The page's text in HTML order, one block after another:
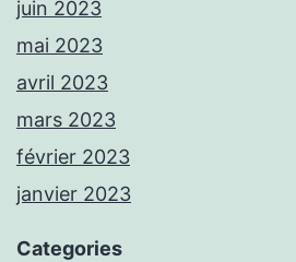
juin 2023
mai 2023
avril 2023
mars 2023
février 2023
janvier 2023
Categories